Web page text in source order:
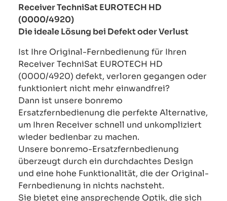
Receiver TechniSat EUROTECH HD
(0000/4920)
Die ideale Lösung bei Defekt oder Verlust
Ist Ihre Original-Fernbedienung für Ihren
Receiver TechniSat EUROTECH HD
(0000/4920) defekt, verloren gegangen oder
funktioniert nicht mehr einwandfrei?
Dann ist unsere bonremo
Ersatzfernbedienung die perfekte Alternative,
um Ihren Receiver schnell und unkompliziert
wieder bedienbar zu machen.
Unsere bonremo-Ersatzfernbedienung
überzeugt durch ein durchdachtes Design
und eine hohe Funktionalität, die der Original-
Fernbedienung in nichts nachsteht.
Sie bietet eine ansprechende Optik, die sich